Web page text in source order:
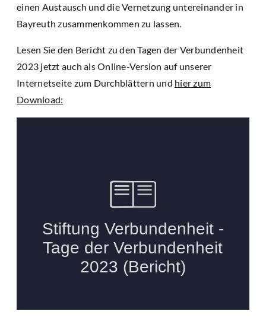
einen Austausch und die Vernetzung untereinander in
Bayreuth zusammenkommen zu lassen.
Lesen Sie den Bericht zu den Tagen der Verbundenheit
2023 jetzt auch als Online-Version auf unserer
Internetseite zum Durchblättern und hier zum
Download: